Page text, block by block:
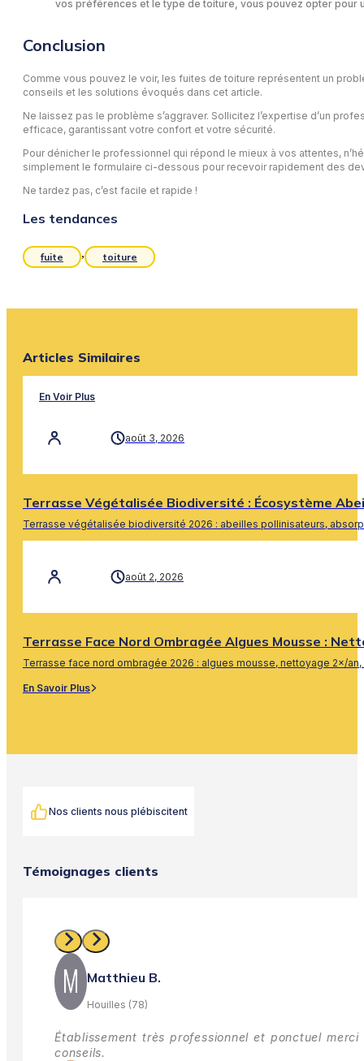
vos préférences et le type de toiture, vous pouvez opter pour
Conclusion
Comme vous pouvez le voir, les fuites de toiture représentent un
conseils et les solutions évoqués dans cet article.
Ne laissez pas le problème s’aggraver. Sollicitez l’expertise d’un
efficace, garantissant votre confort et votre sécurité.
Pour dénicher le professionnel qui répond le mieux à vos attentes,
simplement le formulaire ci-dessous pour recevoir rapidement des
Ne tardez pas, c’est facile et rapide !
Les tendances
fuite , toiture
Articles Similaires
En Voir Plus
août 3, 2026
Terrasse Végétalisée Biodiversité : Écosystème
Terrasse végétalisée biodiversité 2026 : abeilles pollinisateurs,
août 2, 2026
Terrasse Face Nord Ombragée Algues Mousse :
Terrasse face nord ombragée 2026 : algues mousse, nettoyage 2×/
En Savoir Plus
Nos clients nous plébiscitent
Témoignages clients
Matthieu B.
Houilles (78)
Établissement très professionnel et ponctuel
conseils.